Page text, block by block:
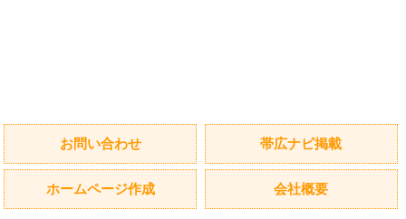
お問い合わせ 帯広ナビ掲載
ホームページ作成 会社概要